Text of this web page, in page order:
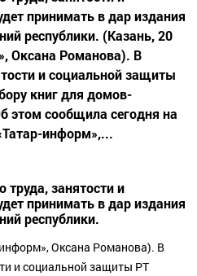
принимать в дар издания
республики. (Казань, 20
Оксана Романова). В
и социальной защиты
книг для домов-
этом сообщила сегодня на
информ»,...
труда, занятости и
принимать в дар издания
республики.
Оксана Романова). В
и социальной защиты РТ